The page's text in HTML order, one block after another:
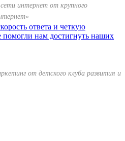
интернет от крупного
ответа и четкую
помогли нам достигнуть наших
от детского клуба развития и